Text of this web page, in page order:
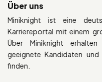
Über uns
Miniknight ist eine
Karriereportal mit einem
Über Miniknight erhalten
geeignete Kandidaten
finden.